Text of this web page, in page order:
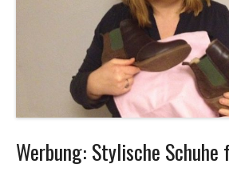
Werbung: Stylische Schuhe